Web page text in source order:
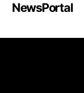
NewsPortal